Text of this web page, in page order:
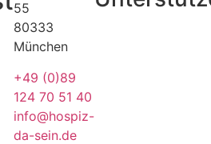
55
80333
München
+49 (0)89
124 70 51 40
info@hospiz-
da-sein.de